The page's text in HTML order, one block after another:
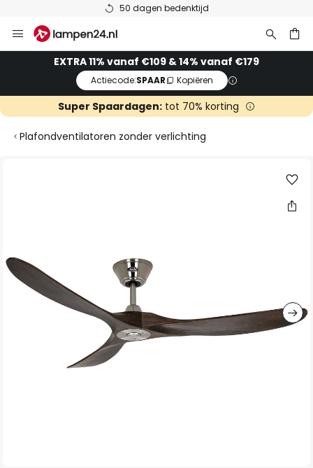
50 dagen bedenktijd
naar
EXTRA 11% vanaf €109 & 14% vanaf €179
Actiecode:SPAAR Kopiëren
Super Spaardagen: tot 70% korting
Plafondventilatoren zonder verlichting
de
afbeeldingen-
gallerij